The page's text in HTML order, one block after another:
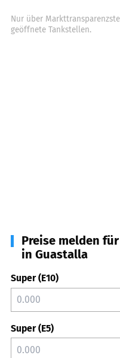
Nur über
geöffnete Tankstellen.
Preise melden
in Guastalla
Super (E10)
Super (E5)